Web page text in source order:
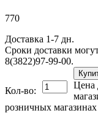
770
Доставка 1-7 дн.
Сроки доставки
8(3822)97-99-00.
Кол-во:
Цена
розничных магазинах